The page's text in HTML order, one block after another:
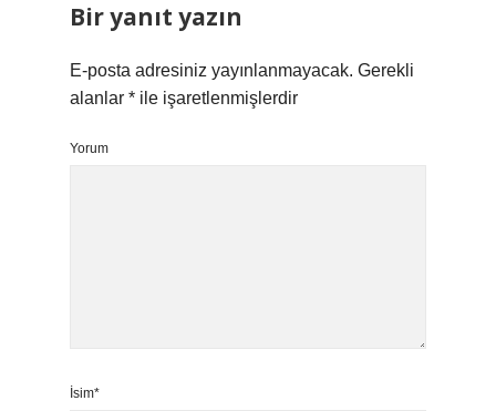
Bir yanıt yazın
E-posta adresiniz yayınlanmayacak. Gerekli
alanlar * ile işaretlenmişlerdir
Yorum
İsim*